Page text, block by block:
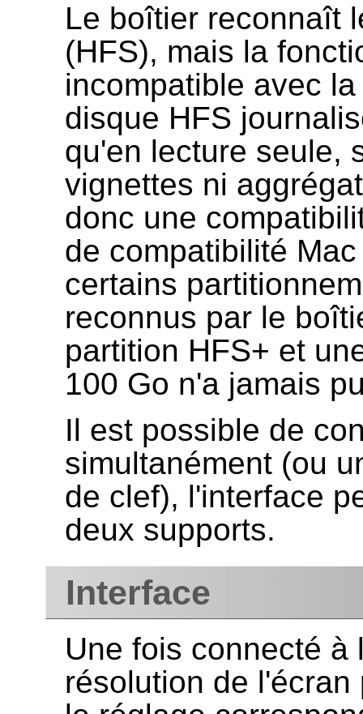
Le boîtier reconnaît
(HFS), mais la
incompatible avec
disque HFS
qu'en lecture seule,
vignettes ni
donc une
de compatibilité
certains
reconnus par le
partition HFS+ et
100 Go n'a jamais
Il est possible de
simultanément (ou
de clef), l'interface
deux supports.
Interface
Une fois connecté
résolution de